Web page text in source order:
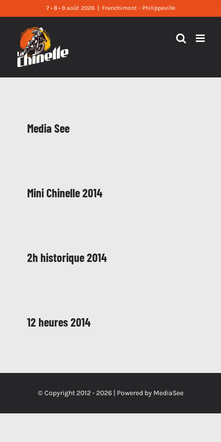
to
content
7 • 8 • 9 août 2026 Franchimont - Philippeville
Media See
Mini Chinelle 2014
2h historique 2014
12 heures 2014
© Copyright 2012 - 2026 | Powered by MediaSee